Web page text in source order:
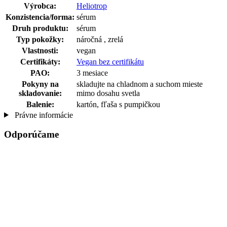
Výrobca:
Heliotrop
Konzistencia/forma: sérum
Druh produktu:
sérum
Typ pokožky:
náročná , zrelá
Vlastnosti:
vegan
Certifikáty:
Vegan bez certifikátu
PAO:
3 mesiace
Pokyny na
skladovanie:
skladujte na chladnom a suchom mieste
mimo dosahu svetla
Balenie:
kartón, fľaša s pumpičkou
Právne informácie
Odporúčame